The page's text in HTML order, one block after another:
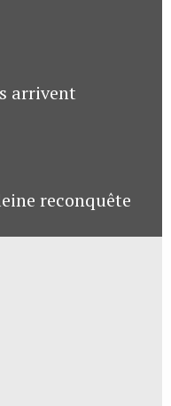
arrivent
reconquête